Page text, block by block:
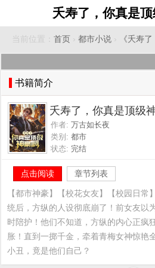
夭寿了，你真是顶
当前位置： 首页 › 都市小说 › 《夭寿
书籍简介
夭寿了，你真是顶级
作者: 万古如长夜
类别: 都市
状态: 完结
点击阅读 章节列表
【都市神豪】【校花女友】【校园日常
统后，方纵的人设彻底崩了！前女友以
时陪护！他们不知道，方纵的内心正疯
胀！直到一掷千金，牵着青梅女神惊艳
小丑，竟是他们自己？